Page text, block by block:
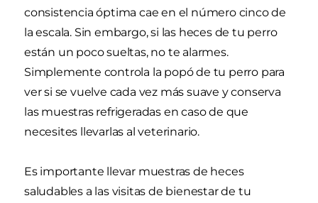
consistencia óptima cae en el número cinco de
la escala. Sin embargo, si las heces de tu perro
están un poco sueltas, no te alarmes.
Simplemente controla la popó de tu perro para
ver si se vuelve cada vez más suave y conserva
las muestras refrigeradas en caso de que
necesites llevarlas al veterinario.
Es importante llevar muestras de heces
saludables a las visitas de bienestar de tu